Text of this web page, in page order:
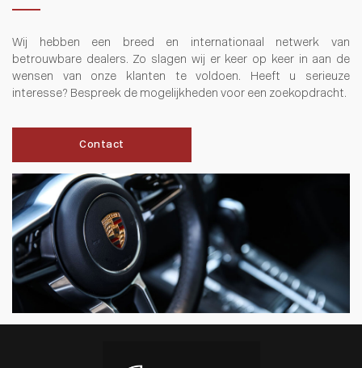
Wij hebben een breed en internationaal netwerk van
betrouwbare dealers. Zo slagen wij er keer op keer in aan de
wensen van onze klanten te voldoen. Heeft u serieuze
interesse? Bespreek de mogelijkheden voor een zoekopdracht.
Contact